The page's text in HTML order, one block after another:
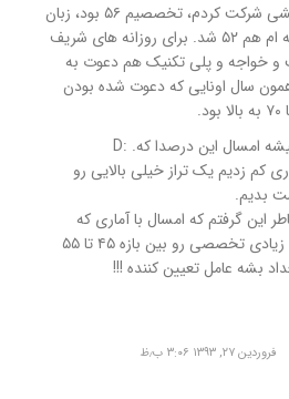
من خودم پارسال آزمایشی شرکت کردم، تخصصیم ۵۶ بود، زبان
۳۰ و استعداد ۲۵ و رتبه ام هم ۵۲ شد. برای روزانه های شریف
و خواجه و پلی تکنیک هم دعوت به
سال اونایی که دعوت شده بودن
کم زدیم یک تراز خیلی بالایی رو
بدیم.
این گرفتم که امسال با آماری که
گرفتم یک تعداد خیلی زیادی تخصصی رو بین بازه ۴۵ تا ۵۵
بشه عامل تعیین کننده !!!
فروردین ۲۷, ۱۳۹۳ ۳:۰۶ ب٫ظ